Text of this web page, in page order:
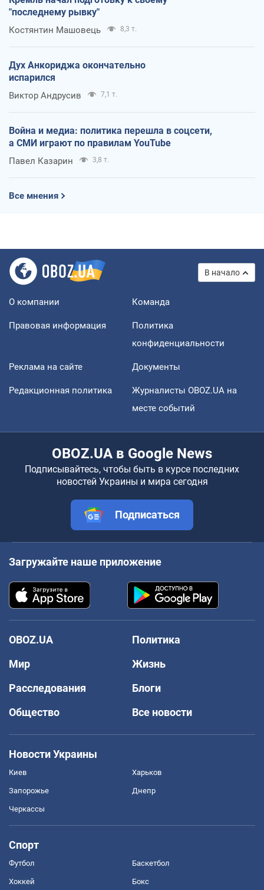
"последнему рывку"
Костянтин Машовець 8,3 т.
Дух Анкориджа окончательно
испарился
Виктор Андрусив 7,1 т.
Война и медиа: политика перешла в соцсети,
а СМИ играют по правилам YouTube
Павел Казарин 3,8 т.
Все мнения
В начало
О компании Команда
Правовая информация
Политика
конфиденциальности
Реклама на сайте Документы
Редакционная политика
Журналисты OBOZ.UA на
месте событий
OBOZ.UA в Google News
Подписывайтесь, чтобы быть в курсе последних
новостей Украины и мира сегодня
Подписаться
Загружайте наше приложение
OBOZ.UA
Политика
Мир
Жизнь
Расследования
Блоги
Общество
Все новости
Новости Украины
Киев Харьков
Запорожье Днепр
Черкассы
Спорт
Футбол Баскетбол
Хоккей Бокс